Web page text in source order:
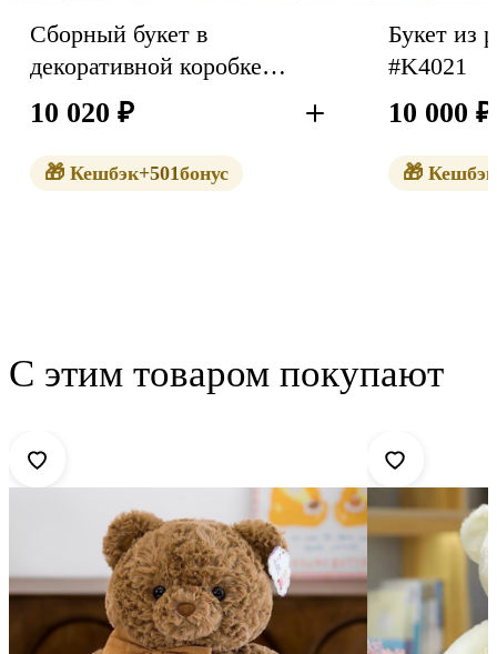
Сборный букет в
декоративной коробке
#A8996
10 020₽ В корзину
🎁 Кешбэк+501бонус
Букет из
#K4021
10 000 ₽
🎁 Кешбэк
С этим товаром покупают